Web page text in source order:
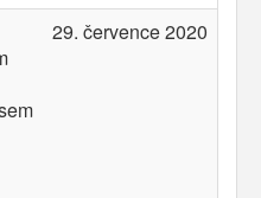
29. července 2020